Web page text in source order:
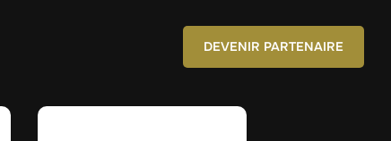
DEVENIR PARTENAIRE